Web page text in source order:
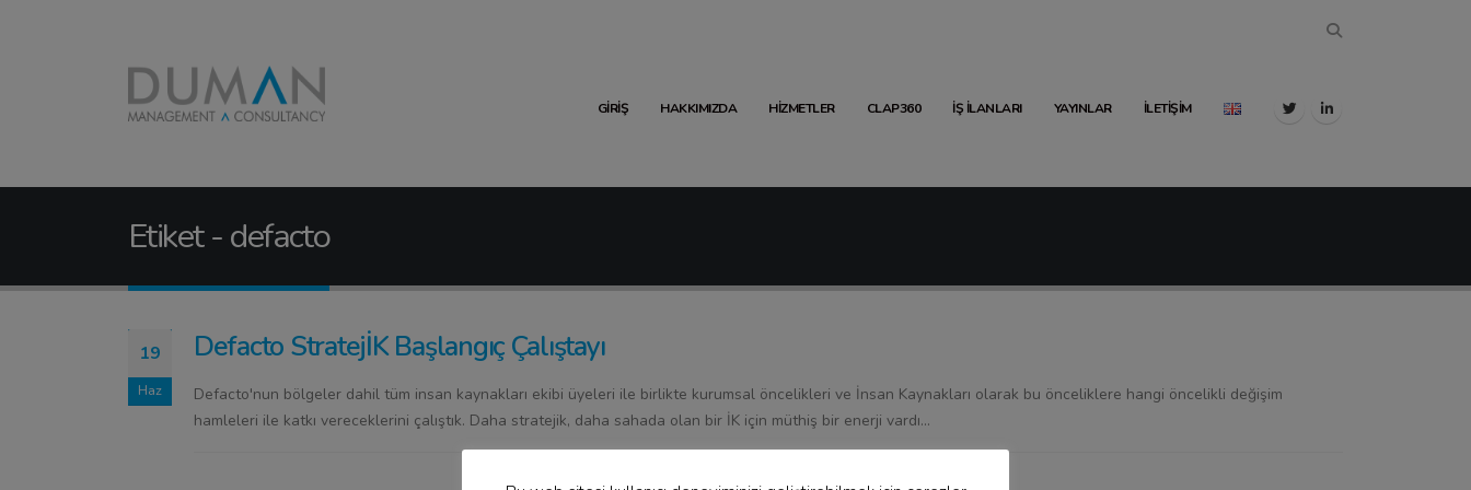
GIRIŞ HAKKIMIZDA HIZMETLER CLAP360 İŞ İLANLARI YAYINLAR İLETIŞIM
Etiket - defacto
19
Haz
Defacto StratejİK Başlangıç Çalıştayı
Defacto'nun bölgeler dahil tüm insan kaynakları ekibi üyeleri ile birlikte kurumsal öncelikleri ve İnsan Kaynakları olarak bu önceliklere hangi öncelikli değişim
hamleleri ile katkı vereceklerini çalıştık. Daha stratejik, daha sahada olan bir İK için müthiş bir enerji vardı...